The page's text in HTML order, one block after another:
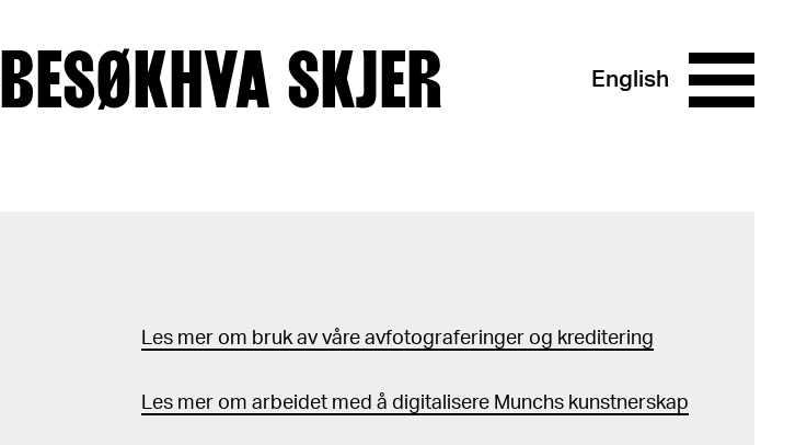
BESØKHVA SKJER English
Les mer om bruk av våre avfotograferinger og kreditering
Les mer om arbeidet med å digitalisere Munchs kunstnerskap